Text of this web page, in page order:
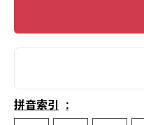
拼音索引